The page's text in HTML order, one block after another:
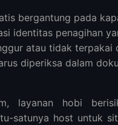
bergantung pada
identitas penagihan
atau tidak
diperiksa dalam
layanan hobi
satunya host untuk